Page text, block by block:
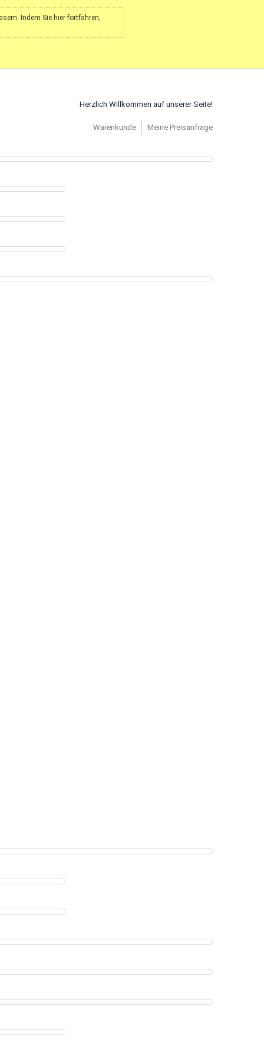
Indem Sie hier fortfahren,
Herzlich Willkommen auf unserer Seite!
Warenkunde Meine Preisanfrage